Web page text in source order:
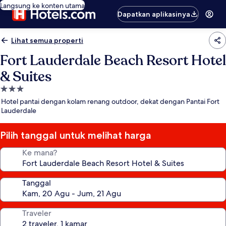
Langsung ke konten utama
Dapatkan aplikasinya
Lihat semua properti
Fort Lauderdale Beach Resort Hotel
& Suites
Properti
bintang
3.0
Hotel pantai dengan kolam renang outdoor, dekat dengan Pantai Fort
Lauderdale
Pilih tanggal untuk melihat harga
Ke mana?
Tanggal
Traveler